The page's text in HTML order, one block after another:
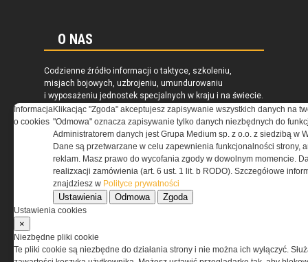
O NAS
Codzienne źródło informacji o taktyce, szkoleniu,
misjach bojowych, uzbrojeniu, umundurowaniu
i wyposażeniu jednostek specjalnych w kraju i na świecie.
REGULAMIN
Regulamin określa zasady korzystania z portalu
www.special-ops.pl
Korzystanie z portalu jest równoznaczne
z zaakceptowaniem warunków ustanowionych
Informacja
o cookies
Klikacjąc "Zgoda" akceptujesz zapisywanie wszystkich danych na
"Odmowa" oznacza zapisywanie tylko danych niezbędnych do
Administratorem danych jest Grupa Medium sp. z o.o. z siedzibą w
Dane są przetwarzane w celu zapewnienia funkcjonalności strony,
reklam. Masz prawo do wycofania zgody w dowolnym momencie.
realizxacji zamówienia (art. 6 ust. 1 lit. b RODO). Szczegółowe
znajdziesz w Polityce prywatności
Ustawienia Odmowa Zgoda
Ustawienia cookies
×
Niezbędne pliki cookie
Te pliki cookie są niezbędne do działania strony i nie można ich wyłączyć.